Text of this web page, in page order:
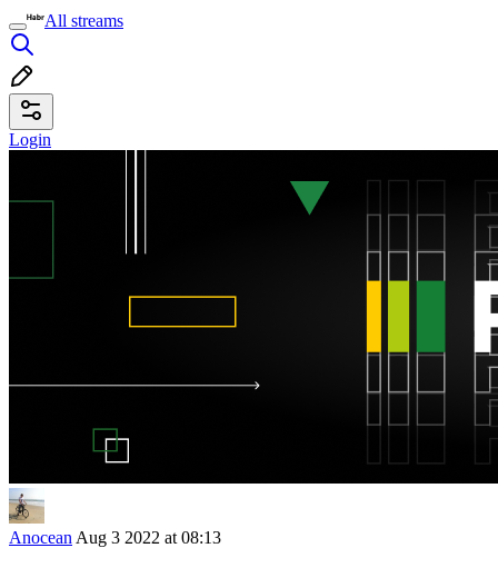
All streams
Login
Anocean Aug 3 2022 at 08:13